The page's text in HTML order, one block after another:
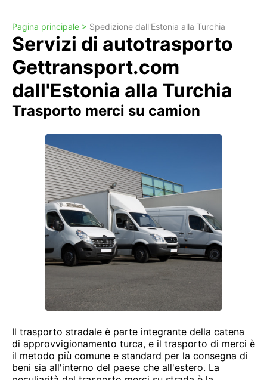
Pagina principale > Spedizione dall'Estonia alla Turchia
Servizi di autotrasporto
Gettransport.com
dall'Estonia alla Turchia
Trasporto merci su camion
Il trasporto stradale è parte integrante della catena
di approvvigionamento turca, e il trasporto di merci è
il metodo più comune e standard per la consegna di
beni sia all'interno del paese che all'estero. La